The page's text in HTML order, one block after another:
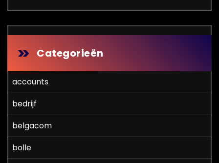
Categorieën
accounts
bedrijf
belgacom
bolle